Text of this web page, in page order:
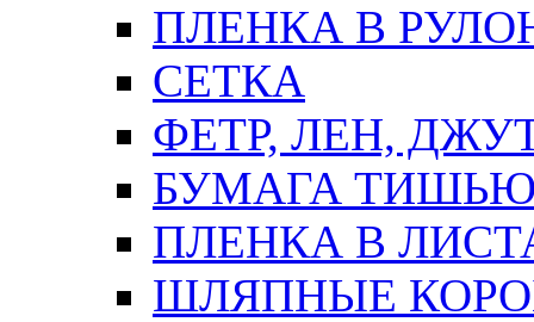
ПЛЕНКА В
СЕТКА
ФЕТР, ЛЕН,
БУМАГА
ПЛЕНКА В
ШЛЯПНЫЕ